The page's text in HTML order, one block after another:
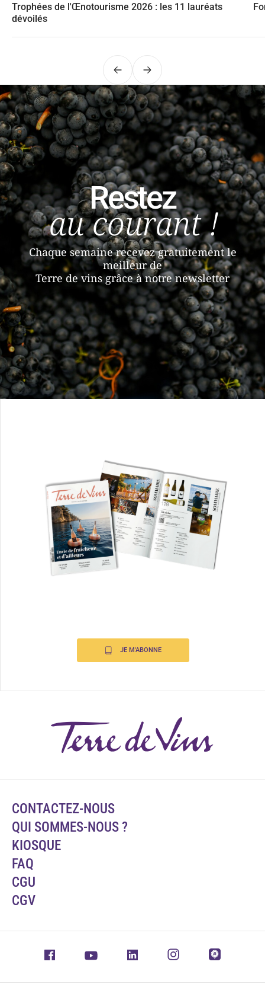
Trophées de l'Œnotourisme 2026 : les 11 lauréats
dévoilés
PrécédentSuivant
Restez
au courant !
Chaque semaine recevez gratuitement le
meilleur de
Terre de vins grâce à notre newsletter
JE M'ABONNE
CONTACTEZ-NOUS
QUI SOMMES-NOUS ?
KIOSQUE
FAQ
CGU
CGV